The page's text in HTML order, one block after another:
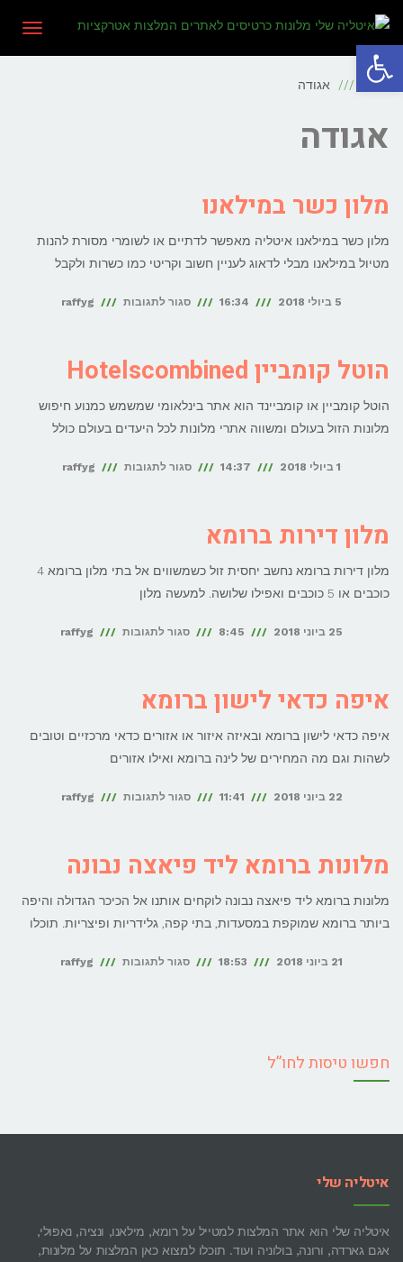
פתח סרגל נגישות
ראשי אגודה
אגודה
מלון כשר במילאנו
מלון כשר במילאנו איטליה מאפשר לדתיים או לשומרי מסורת להנות
מטיול במילאנו מבלי לדאוג לעניין חשוב וקריטי כמו כשרות ולקבל
5 ביולי 2018 16:34 סגור לתגובות על
במילאנו
raffyg
הוטל קומביין Hotelscombined
הוטל קומביין או קומביינד הוא אתר בינלאומי שמשמש כמנוע חיפוש
מלונות הזול בעולם ומשווה אתרי מלונות לכל היעדים בעולם כולל
1 ביולי 2018 14:37 סגור לתגובות על raffyg
מלון דירות ברומא
מלון דירות ברומא נחשב יחסית זול כשמשווים אל בתי מלון ברומא 4
כוכבים או 5 כוכבים ואפילו שלושה. למעשה מלון
25 ביוני 2018 8:45 סגור לתגובות על raffyg
איפה כדאי לישון ברומא
איפה כדאי לישון ברומא ובאיזה איזור או אזורים כדאי מרכזיים וטובים
לשהות וגם מה המחירים של לינה ברומא ואילו אזורים
22 ביוני 2018 11:41 סגור לתגובות על
לישון
ברומא
raffyg
מלונות ברומא ליד פיאצה נבונה
מלונות ברומא ליד פיאצה נבונה לוקחים אותנו אל הכיכר הגדולה והיפה
ביותר ברומא שמוקפת במסעדות, בתי קפה, גלידריות ופיצריות. תוכלו
21 ביוני 2018 18:53 סגור לתגובות על raffyg
חפשו טיסות לחו”ל
איטליה שלי
איטליה שלי הוא אתר המלצות למטייל על רומא, מילאנו, ונציה, נאפולי,
אגם גארדה, ורונה, בולוניה ועוד. תוכלו למצוא כאן המלצות על מלונות,